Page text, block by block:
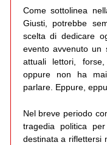
Come sottolinea
Giusti, potrebbe
scelta di dedicare
evento avvenuto
attuali lettori,
oppure non ha
parlare. Eppure,
Nel breve periodo
tragedia politica
destinata a riflettersi